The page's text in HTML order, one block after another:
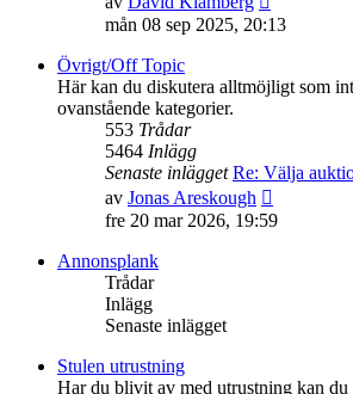
till
inlägget
mån 08 sep 2025, 20:13
Övrigt/Off Topic
Här kan du diskutera alltmöjligt som
ovanstående kategorier.
553 Trådar
5464 Inlägg
Senaste inlägget Re: Välja
av Jonas Areskough
till
fre 20 mar 2026, 19:59
Annonsplank
Trådar
Inlägg
Senaste inlägget
Stulen utrustning
Har du blivit av med utrustning kan du